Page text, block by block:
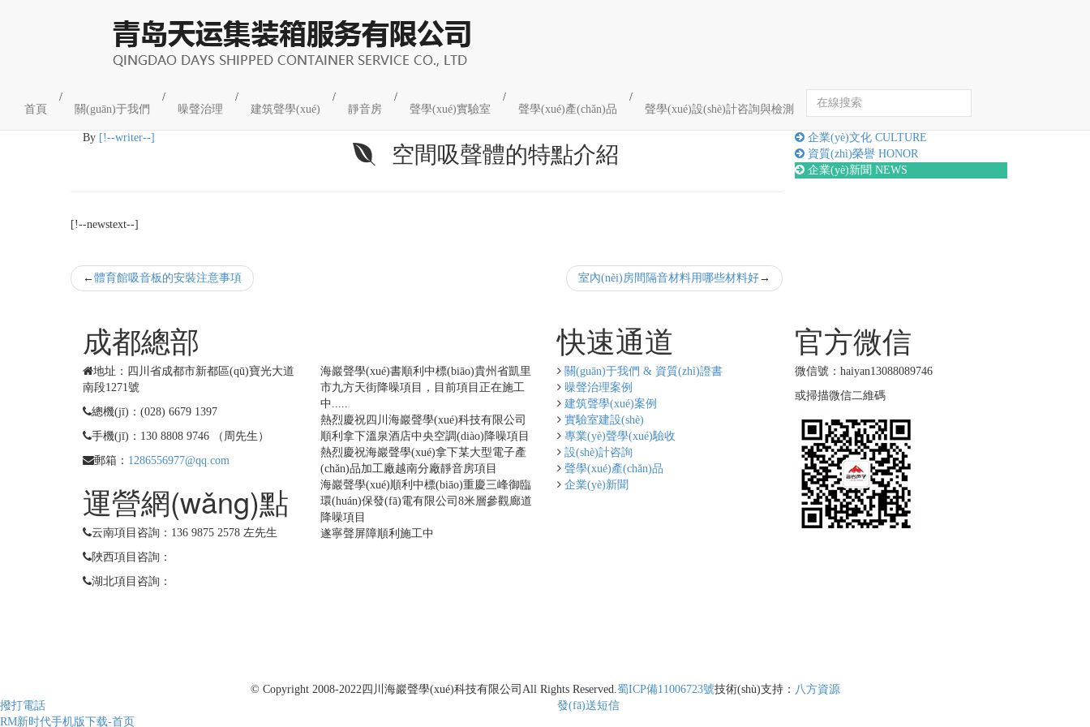
首頁
/
關(guān)于我們
/
噪聲治理
/
建筑聲學(xué)
/
靜音房
/
聲學(xué)實驗室
/
聲學(xué)產(chǎn)品
/
聲學(xué)設(shè)計咨詢與檢測
企業(yè)新聞
企業(yè)文化 CULTURE
資質(zhì)榮譽 HONOR
企業(yè)新聞 NEWS
By [!--writer--] 空間吸聲體的特點介紹
[!--newstext--]
體育館吸音板的安裝注意事項 室內(nèi)房間隔音材料用哪些材料好
成都總部
地址：四川省成都市新都區(qū)寶光大道
南段1271號
總機(jī)：(028) 6679 1397
手機(jī)：130 8808 9746 （周先生）
郵箱： 1286556977@qq.com
運營網(wǎng)點
云南項目咨詢：136 9875 2578 左先生
陜西項目咨詢：
湖北項目咨詢：
海巖聲學(xué)書順利中標(biāo)貴州省凱里
市九方天街降噪項目，目前項目正在施工
中.....
熱烈慶祝四川海巖聲學(xué)科技有限公司
順利拿下溫泉酒店中央空調(diào)降噪項目
熱烈慶祝海巖聲學(xué)拿下某大型電子產
(chǎn)品加工廠越南分廠靜音房項目
海巖聲學(xué)順利中標(biāo)重慶三峰御臨
環(huán)保發(fā)電有限公司8米層參觀廊道
降噪項目
遂寧聲屏障順利施工中
快速通道
關(guān)于我們 & 資質(zhì)證書
噪聲治理案例
建筑聲學(xué)案例
實驗室建設(shè)
專業(yè)聲學(xué)驗收
設(shè)計咨詢
聲學(xué)產(chǎn)品
企業(yè)新聞
官方微信
微信號：haiyan13088089746
或掃描微信二維碼
© Copyright 2008-2022四川海巖聲學(xué)科技有限公司 All Rights Reserved.蜀ICP備11006723號技術(shù)支持： 八方資源
撥打電話
發(fā)送短信
RM新时代手机版下载-首页